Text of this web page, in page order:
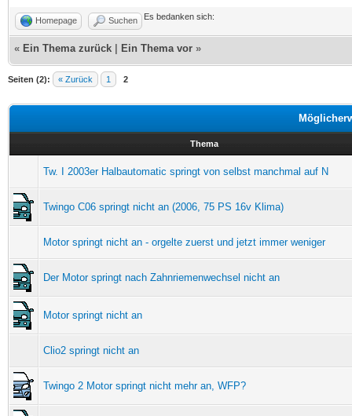
Homepage Suchen Es bedanken sich:
« Ein Thema zurück Ein Thema vor »
Seiten (2): « Zurück 1 2
Thema
Tw. I 2003er Halbautomatic springt von selbst manchmal auf N
Twingo C06 springt nicht an (2006, 75 PS 16v Klima)
Motor springt nicht an - orgelte zuerst und jetzt immer weniger
Der Motor springt nach Zahnriemenwechsel nicht an
Motor springt nicht an
Clio2 springt nicht an
Twingo 2 Motor springt nicht mehr an, WFP?